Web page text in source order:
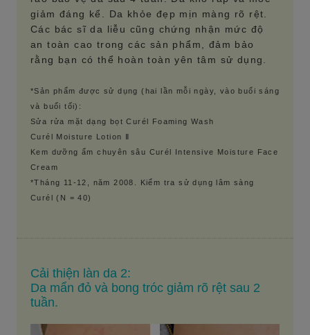
giảm đáng kể. Da khỏe đẹp mịn màng rõ rệt.
Các bác sĩ da liễu cũng chứng nhận mức độ
an toàn cao trong các sản phẩm, đảm bảo
rằng bạn có thể hoàn toàn yên tâm sử dụng.
*Sản phẩm được sử dụng (hai lần mỗi ngày, vào buổi sáng
và buổi tối):
Sửa rửa mặt dạng bọt Curél Foaming Wash
Curél Moisture Lotion Ⅱ
Kem dưỡng ẩm chuyên sâu Curél Intensive Moisture Face
Cream
*Tháng 11-12, năm 2008. Kiểm tra sử dụng lâm sàng
Curél (N = 40)
Cải thiện làn da 2:
Da mẩn đỏ và bong tróc giảm rõ rệt sau 2
tuần.